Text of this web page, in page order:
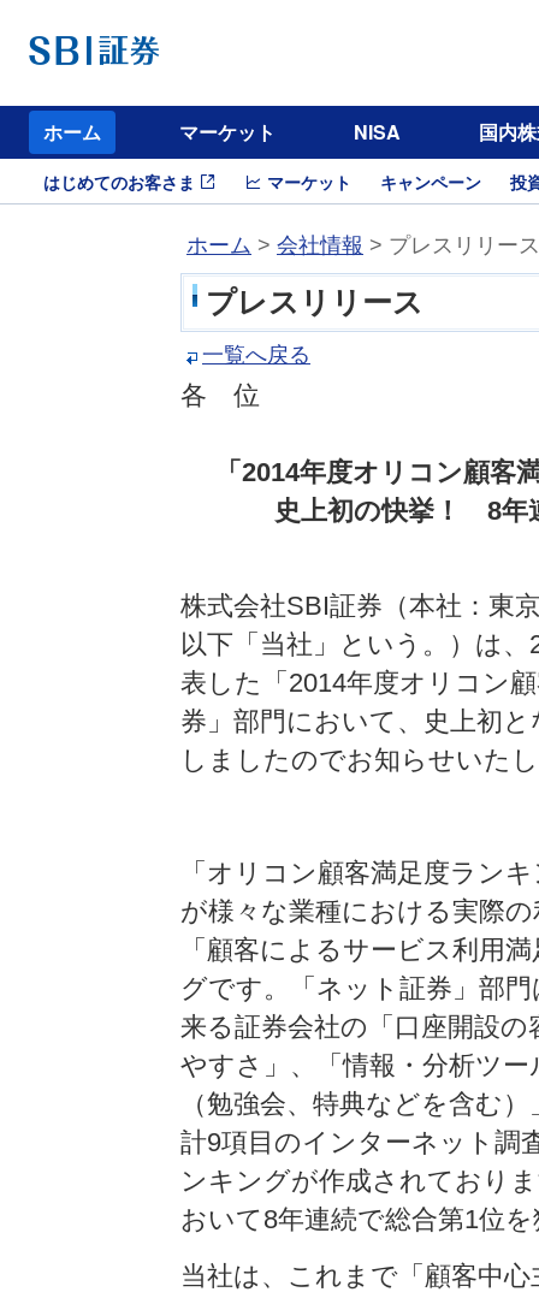
ホーム マーケット NISA 国内
はじめてのお客さま マーケット キャンペーン 投
ホーム > 会社情報 > プレスリリース
プレスリリース
一覧へ戻る
各 位
「2014年度オリコン顧
史上初の快挙！ 8年
株式会社SBI証券（本社：東
以下「当社」という。）は
表した「2014年度オリコン
券」部門において、史上初
しましたのでお知らせいた
「オリコン顧客満足度ラン
が様々な業種における実際
「顧客によるサービス利用
グです。「ネット証券」部
来る証券会社の「口座開設
やすさ」、「情報・分析ツ
（勉強会、特典などを含む
計9項目のインターネット調
ンキングが作成されており
おいて8年連続で総合第1位
当社は、これまで「顧客中